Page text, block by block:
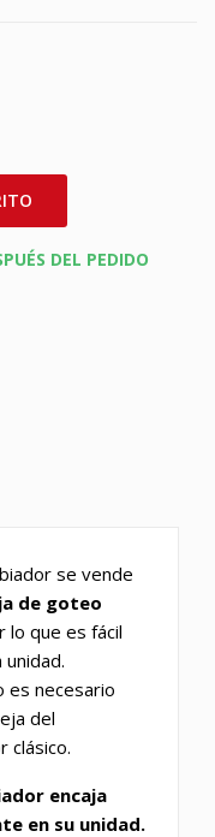
DEL PEDIDO
se vende
de goteo
lo que es fácil
es necesario
del
clásico.
encaja
en su unidad.